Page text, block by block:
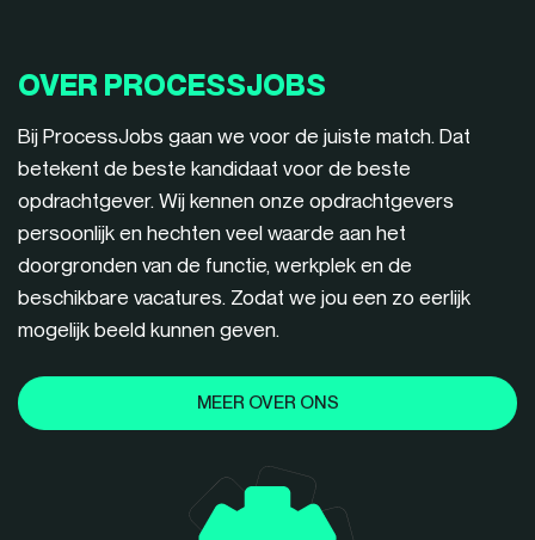
OVER PROCESSJOBS
Bij ProcessJobs gaan we voor de juiste match. Dat
betekent de beste kandidaat voor de beste
opdrachtgever. Wij kennen onze opdrachtgevers
persoonlijk en hechten veel waarde aan het
doorgronden van de functie, werkplek en de
beschikbare vacatures. Zodat we jou een zo eerlijk
mogelijk beeld kunnen geven.
MEER OVER ONS